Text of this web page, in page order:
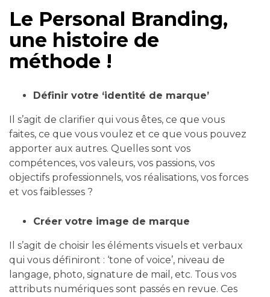
Le Personal Branding,
une histoire de
méthode !
Définir votre ‘identité de marque’
Il s’agit de clarifier qui vous êtes, ce que vous
faites, ce que vous voulez et ce que vous pouvez
apporter aux autres. Quelles sont vos
compétences, vos valeurs, vos passions, vos
objectifs professionnels, vos réalisations, vos forces
et vos faiblesses ?
Créer votre image de marque
Il s’agit de choisir les éléments visuels et verbaux
qui vous définiront : ‘tone of voice’, niveau de
langage, photo, signature de mail, etc. Tous vos
attributs numériques sont passés en revue. Ces